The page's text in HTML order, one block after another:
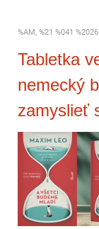
%AM, %21 %041
Tabletka
nemecký
zamyslieť